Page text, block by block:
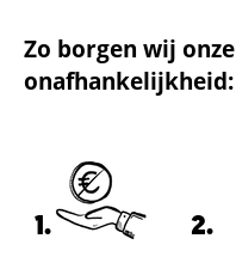
Zo borgen wij onze
onafhankelijkheid:
1. 2.